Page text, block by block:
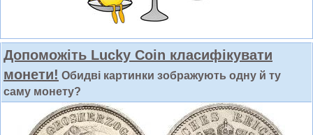
Допоможіть Lucky Coin класифікувати
монети! Обидві картинки зображують одну й ту
саму монету?